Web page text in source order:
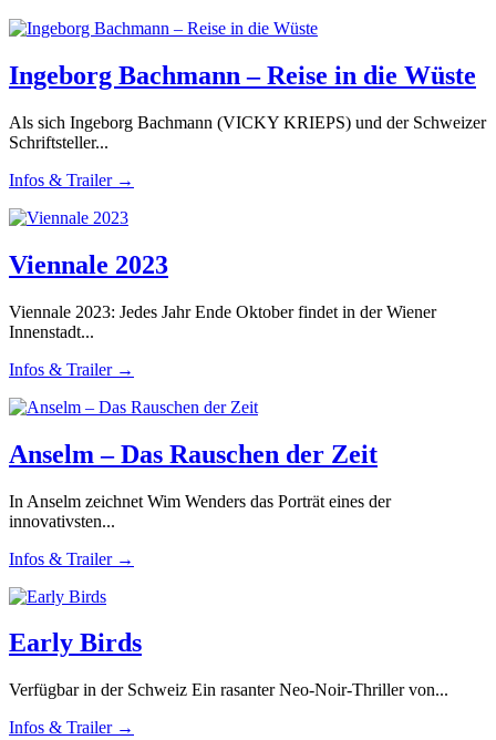
Ingeborg Bachmann – Reise in die Wüste
Als sich Ingeborg Bachmann (VICKY KRIEPS) und der Schweizer
Schriftsteller...
Infos & Trailer →
Viennale 2023
Viennale 2023: Jedes Jahr Ende Oktober findet in der Wiener
Innenstadt...
Infos & Trailer →
Anselm – Das Rauschen der Zeit
In Anselm zeichnet Wim Wenders das Porträt eines der
innovativsten...
Infos & Trailer →
Early Birds
Verfügbar in der Schweiz Ein rasanter Neo-Noir-Thriller von...
Infos & Trailer →